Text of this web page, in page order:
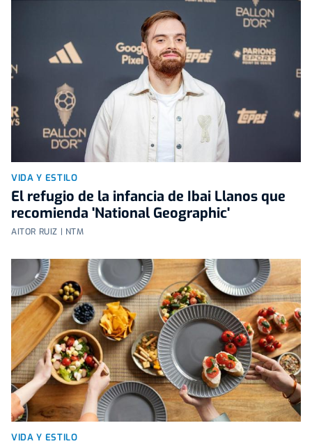
VIDA Y ESTILO
El refugio de la infancia de Ibai Llanos que
recomienda 'National Geographic'
AITOR RUIZ | NTM
VIDA Y ESTILO